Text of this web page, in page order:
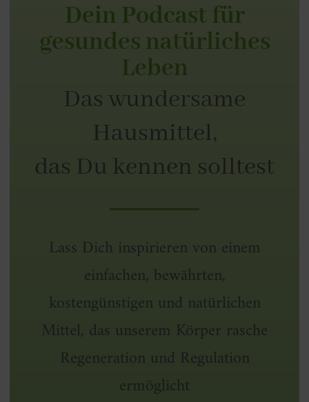
Dein Podcast für
gesundes natürliches
Leben
Das wundersame
Hausmittel,
das Du kennen solltest
Lass Dich inspirieren von einem
einfachen, bewährten,
kostengünstigen und natürlichen
Mittel, das unserem Körper rasche
Regeneration und Regulation
ermöglicht